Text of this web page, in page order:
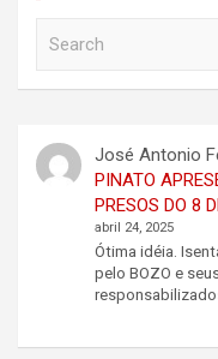
h
José Antonio
PINATO
PRESOS DO 8
abril 24, 2025
Ótima idéia.
pelo BOZO e